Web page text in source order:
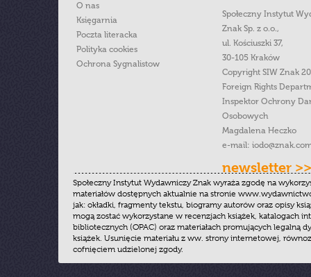
O nas
Księgarnia
Poczta literacka
Polityka cookies
Ochrona Sygnalistow
Społeczny Instytut
Znak Sp. z o.o.,
ul. Kościuszki 37,
30-105 Kraków
Copyright SIW Znak
Foreign Rights
Inspektor Ochrony
Osobowych
Magdalena Heczko
e-mail:
newsletter >>
Społeczny Instytut Wydawniczy Znak wyraża zgodę na
materiałów dostępnych aktualnie na stronie
jak: okładki, fragmenty tekstu, biogramy autorów oraz opisy
mogą zostać wykorzystane w recenzjach książek, katalogach
bibliotecznych (OPAC) oraz materiałach promujących legalną
książek. Usunięcie materiału z ww. strony internetowej,
cofnięciem udzielonej zgody.